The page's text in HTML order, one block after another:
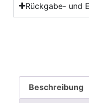
Rückgabe- und
Beschreibung